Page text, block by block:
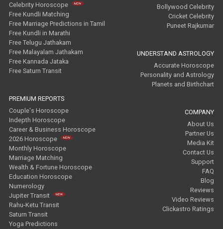
Celebrity Horoscope
Free Kundli Matching
Free Marriage Predictions in Tamil
Free Kundli in Marathi
Free Telugu Jathakam
Free Malayalam Jathakam
Free Kannada Jataka
Free Saturn Transit
PREMIUM REPORTS
Couple's Horoscope
Indepth Horoscope
Career & Business Horoscope
2026 Horoscope
Monthly Horoscope
Marriage Matching
Wealth & Fortune Horoscope
Education Horoscope
Numerology
Jupiter Transit
Rahu-Ketu Transit
Saturn Transit
Yoga Predictions
Bollywood Celebrity
Cricket Celebrity
Puneet Rajkumar
UNDERSTAND ASTROLOGY
Accurate Horoscope
Personality and Astrology
Planets and Birthchart
COMPANY
About Us
Partner Us
Media Kit
Contact Us
Support
FAQ
Blog
Reviews
Video Reviews
Clickastro Ratings